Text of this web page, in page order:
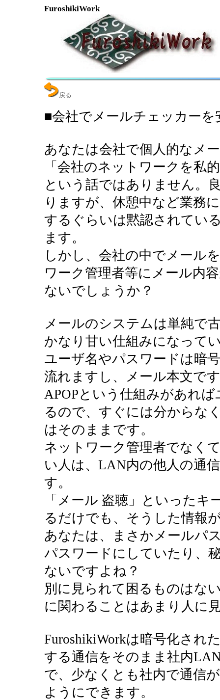
FuroshikiWork
戻る
■会社でメールチェッカーを
あなたは会社で個人的なメ
「会社のネットワークを私
という話ではありません。
りますが、休憩中など業務
するぐらいは黙認されてい
ます。
しかし、会社の中でメール
ワーク管理者等にメール内
ないでしょうか？
メールのシステムは単純で
かなり甘い仕組みになって
ユーザ名やパスワードは暗
流れますし、メール本文で
APOPという仕組みがあれ
るので、すぐには分からな
はそのままです。
ネットワーク管理者でなく
い人は、LAN内の他人の通
す。
「メール 盗聴」といった
るだけでも、そうした情報
あなたは、まさかメールパ
パスワードにしていたり、
ないですよね？
別に見られて困るものはな
に関わることはあまり人に
FuroshikiWorkは暗号化され
する通信をそのまま社内
で、少なくとも社内で通信
ようにできます。